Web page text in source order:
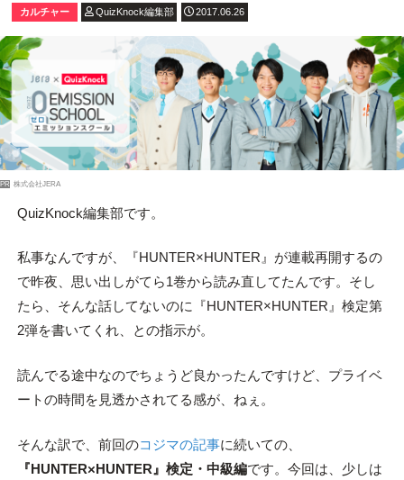
カルチャー QuizKnock編集部 2017.06.26
PR 株式会社JERA
QuizKnock編集部です。
私事なんですが、『HUNTER×HUNTER』が連載再開するの
で昨夜、思い出しがてら1巻から読み直してたんです。そし
たら、そんな話してないのに『HUNTER×HUNTER』検定第
2弾を書いてくれ、との指示が。
読んでる途中なのでちょうど良かったんですけど、プライベ
ートの時間を見透かされてる感が、ねぇ。
そんな訳で、前回のコジマの記事に続いての、
『HUNTER×HUNTER』検定・中級編です。今回は、少しは